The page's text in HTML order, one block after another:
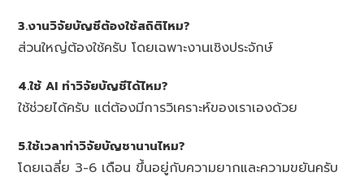
3.งานวิจัยบัญชีต้องใช้สถิติไหม?
ส่วนใหญ่ต้องใช้ครับ โดยเฉพาะงานเชิงประจักษ์
4.ใช้ AI ทำวิจัยบัญชีได้ไหม?
ใช้ช่วยได้ครับ แต่ต้องมีการวิเคราะห์ของเราเองด้วย
5.ใช้เวลาทำวิจัยบัญชานานไหม?
โดยเฉลี่ย 3-6 เดือน ขึ้นอยู่กับความยากและความขยันครับ